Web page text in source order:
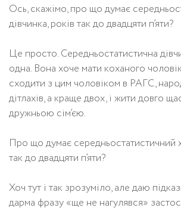
Ось, скажімо, про що думає
дівчинка, років так до двадцяти п’яти?
Це просто. Середньостатистична
одна. Вона хоче мати коханого
сходити з цим чоловіком в РАГС,
дітлахів, а краще двох, і жити довго
дружньою сім’єю.
Про що думає середньостатистичний
так до двадцяти п’яти?
Хоч тут і так зрозуміло, але даю
дарма фразу «ще не нагулявся»